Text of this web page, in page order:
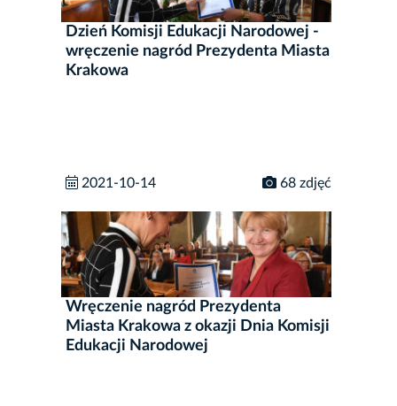
Dzień Komisji Edukacji Narodowej -
wręczenie nagród Prezydenta Miasta
Krakowa
2021-10-14 68 zdjęć
Wręczenie nagród Prezydenta
Miasta Krakowa z okazji Dnia Komisji
Edukacji Narodowej